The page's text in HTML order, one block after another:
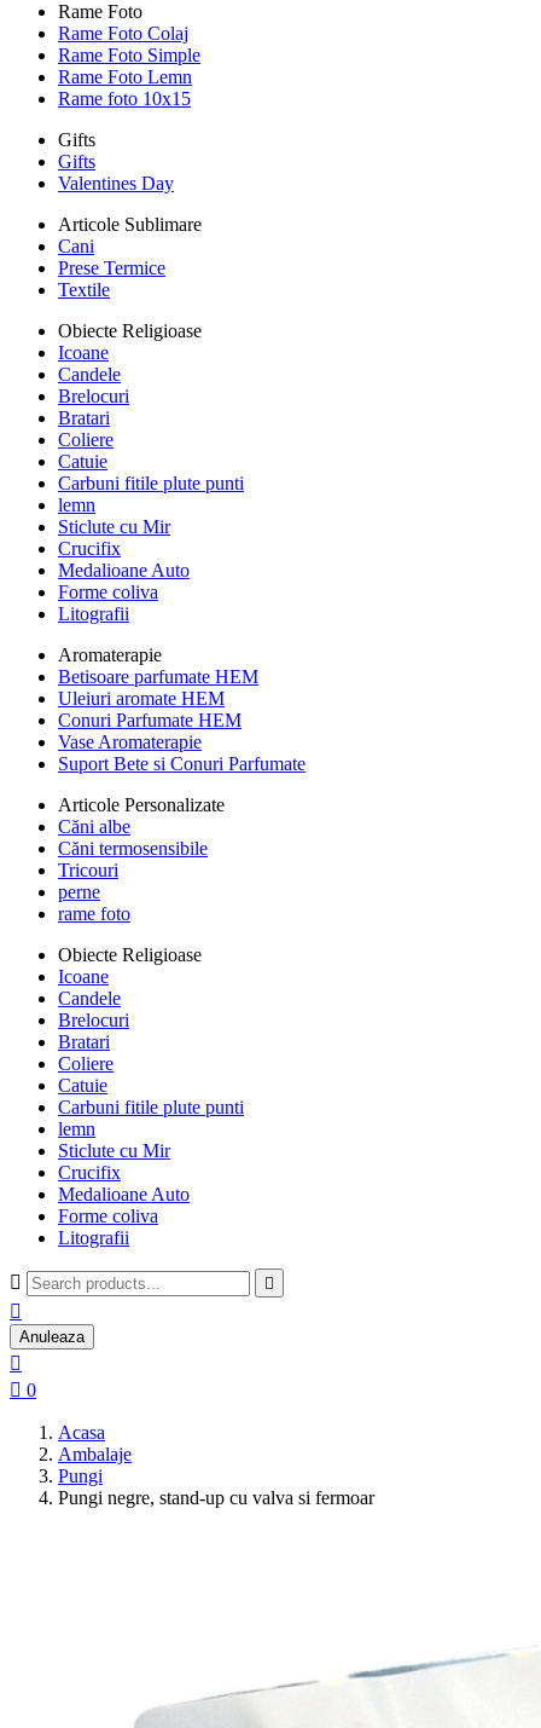
Rame Foto
Rame Foto Colaj
Rame Foto Simple
Rame Foto Lemn
Rame foto 10x15
Gifts
Gifts
Valentines Day
Articole Sublimare
Cani
Prese Termice
Textile
Obiecte Religioase
Icoane
Candele
Brelocuri
Bratari
Coliere
Catuie
Carbuni fitile plute punti
lemn
Sticlute cu Mir
Crucifix
Medalioane Auto
Forme coliva
Litografii
Aromaterapie
Betisoare parfumate HEM
Uleiuri aromate HEM
Conuri Parfumate HEM
Vase Aromaterapie
Suport Bete si Conuri Parfumate
Articole Personalizate
Căni albe
Căni termosensibile
Tricouri
perne
rame foto
Obiecte Religioase
Icoane
Candele
Brelocuri
Bratari
Coliere
Catuie
Carbuni fitile plute punti
lemn
Sticlute cu Mir
Crucifix
Medalioane Auto
Forme coliva
Litografii
 

Anuleaza

 0
Acasa
Ambalaje
Pungi
Pungi negre, stand-up cu valva si fermoar